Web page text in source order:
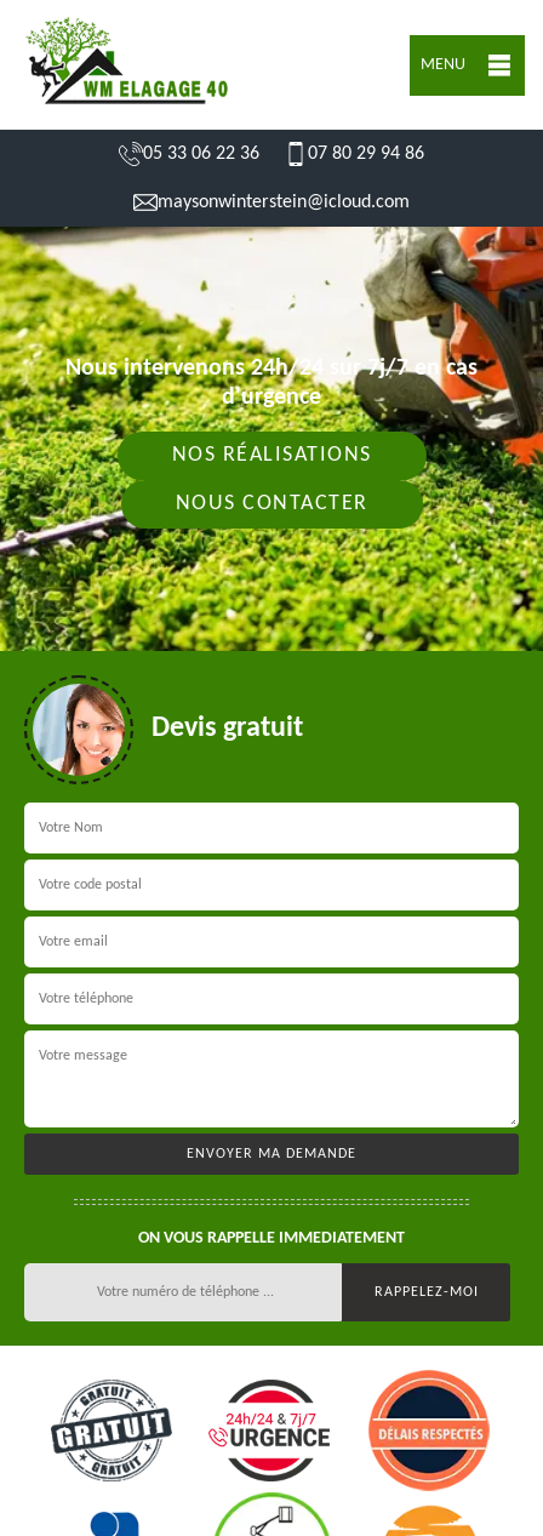
MENU
05 33 06 22 36 07 80 29 94 86
maysonwinterstein@icloud.com
Nous intervenons 24h/24 sur 7j/7 en cas
d'urgence
NOS RÉALISATIONS
NOUS CONTACTER
Devis gratuit
ON VOUS RAPPELLE IMMEDIATEMENT